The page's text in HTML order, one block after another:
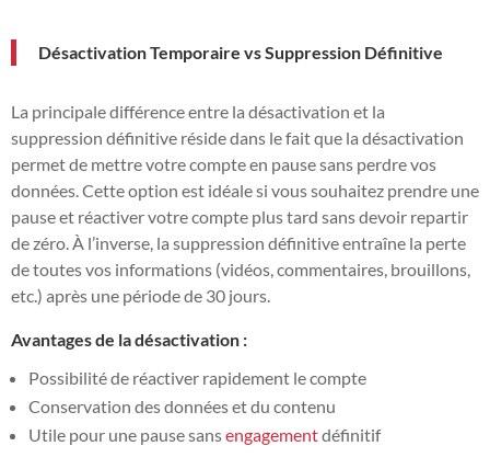
Désactivation Temporaire vs Suppression Définitive
La principale différence entre la désactivation et la
suppression définitive réside dans le fait que la désactivation
permet de mettre votre compte en pause sans perdre vos
données. Cette option est idéale si vous souhaitez prendre une
pause et réactiver votre compte plus tard sans devoir repartir
de zéro. À l’inverse, la suppression définitive entraîne la perte
de toutes vos informations (vidéos, commentaires, brouillons,
etc.) après une période de 30 jours.
Avantages de la désactivation :
Possibilité de réactiver rapidement le compte
Conservation des données et du contenu
Utile pour une pause sansengagementdéfinitif